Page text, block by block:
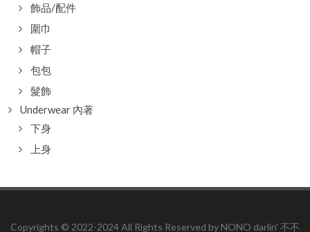
飾品/配件
圍巾
帽子
包包
髮飾
Underwear 內著
下身
上身
Copyrights © 2022-2024 All Rights Reserved by NONO darlin' 不不